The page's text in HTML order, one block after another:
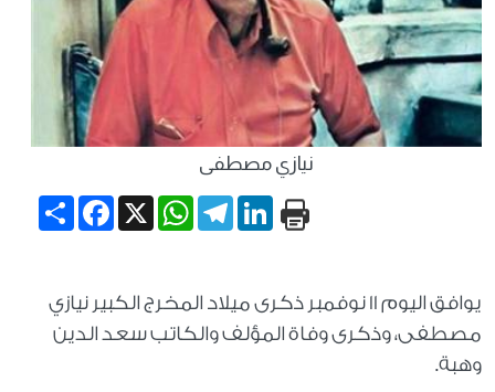
نيازي مصطفى
Share
Facebook X
WhatsApp
TelegramLinkedIn
يوافق اليوم 11 نوفمبر ذكرى ميلاد المخرج الكبير نيازي
مصطفى، وذكرى وفاة المؤلف والكاتب سعد الدين
وهبة.